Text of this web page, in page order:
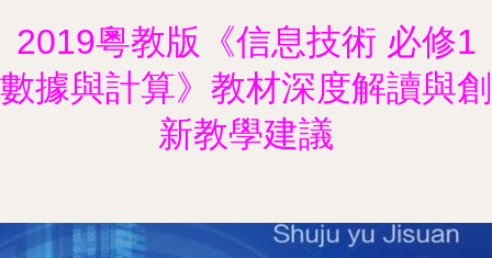
2019粵教版《信息技術 必修1
數據與計算》教材深度解讀與創
新教學建議